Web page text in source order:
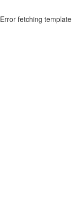
Error fetching template